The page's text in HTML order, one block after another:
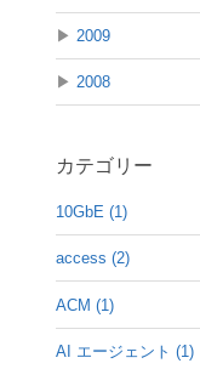
▶ 2009
▶ 2008
カテゴリー
10GbE (1)
access (2)
ACM (1)
AI エージェント (1)